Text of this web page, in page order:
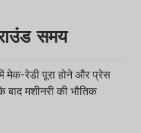
समय
मेक-रेडी पूरा होने और प्रेस
मशीनरी की भौतिक